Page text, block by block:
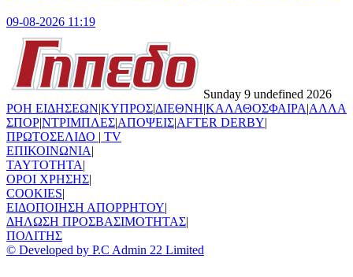
09-08-2026 11:19
Sunday 9 undefined 2026
ΡΟΗ ΕΙΔΗΣΕΩΝ|ΚΥΠΡΟΣ|ΔΙΕΘΝΗ|ΚΑΛΑΘΟΣΦΑΙΡΑ|ΑΛΛΑ
ΣΠΟΡ|ΝΤΡΙΜΠΛΕΣ|ΑΠΟΨΕΙΣ|AFTER DERBY|
ΠΡΩΤΟΣΕΛΙΔΟ | TV
ΕΠΙΚΟΙΝΩΝΙΑ|
TAYTOTHTA|
ΟΡΟΙ ΧΡΗΣΗΣ|
COOKIES|
ΕΙΔΟΠΟΙΗΣΗ ΑΠΟΡΡΗΤΟΥ|
ΔΗΛΩΣΗ ΠΡΟΣΒΑΣΙΜΟΤΗΤΑΣ|
ΠΟΛΙΤΗΣ
© Developed by P.C Admin 22 Limited